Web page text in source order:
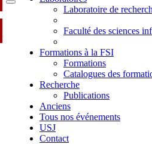
Laboratoire de
Faculté des sciences
Formations à la FSI
Formations
Catalogues des
Recherche
Publications
Anciens
Tous nos événements
USJ
Contact